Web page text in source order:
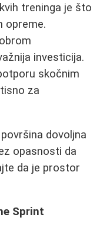
treninga je što
opreme.
investicija.
skočnim
za
dovoljna
opasnosti da
da je prostor
Sprint